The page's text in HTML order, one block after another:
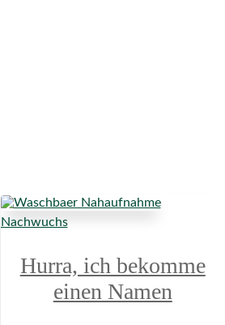
Nachwuchs
Hurra, ich bekomme
einen Namen